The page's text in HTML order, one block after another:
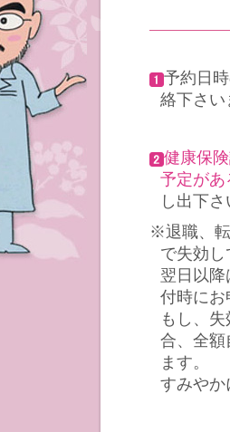
予約日
絡下さい
健康保
予定があ
し出下
※退職、
で失効
翌日以
付時にお
もし、
合、全額
ます。
すみやか